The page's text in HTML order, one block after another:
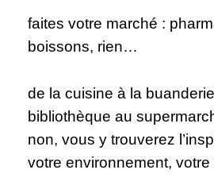
faites votre marché :
boissons, rien…
de la cuisine à la
bibliothèque au
non, vous y trouverez
votre environnement, votre